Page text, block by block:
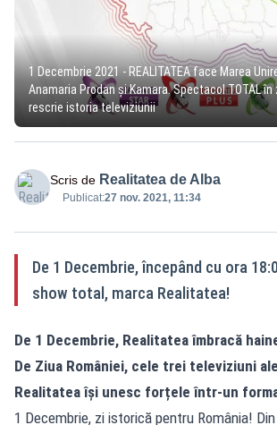
1 Decembrie 2021 - REALITATEA face Marea
Anamaria Prodan și Kamara. Spectacol TOTAL în
rescrie istoria televiziunii
Scris de Realitatea de Alba
Publicat:27 nov. 2021, 11:34
De 1 Decembrie, începând cu ora
show total, marca Realitatea!
De 1 Decembrie, Realitatea îmbracă
De Ziua României, cele trei televiziuni
Realitatea își unesc forțele într-un
1 Decembrie, zi istorică pentru România!